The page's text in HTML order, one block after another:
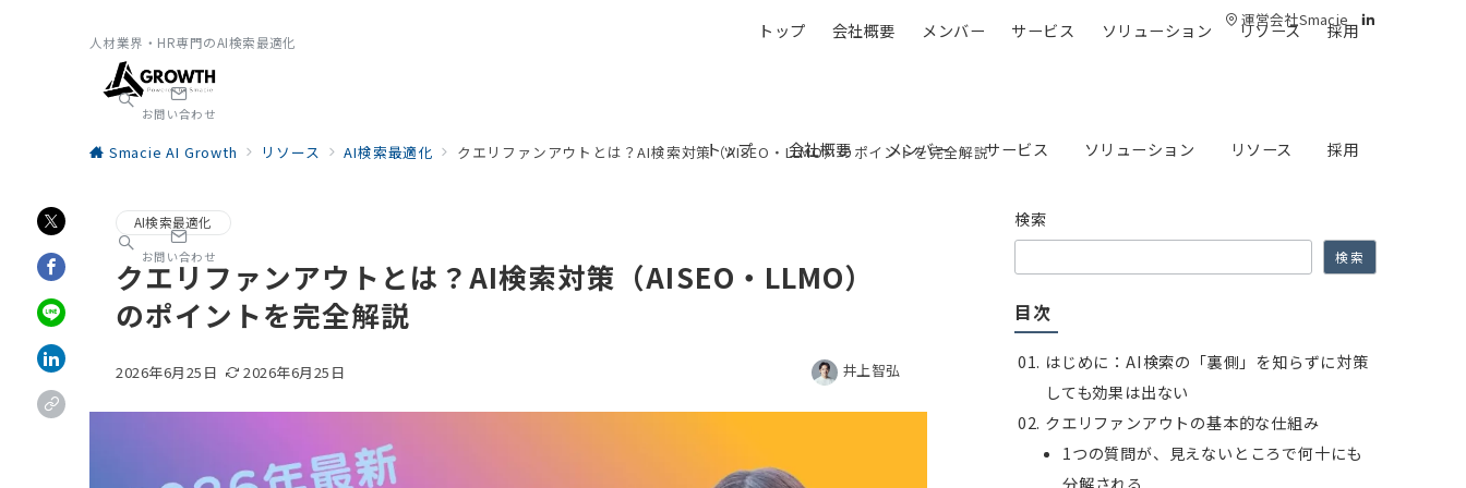
運営会社Smacie
人材業界・HR専門のAI検索最適化
トップ 会社概要 メンバー サービス ソリューション リソース 採用
お問い合わせ
トップ 会社概要 メンバー サービス ソリューション リソース 採用
お問い合わせ
Smacie AI Growth リソース AI検索最適化 クエリファンアウトとは？AI検索対策（AISEO・LLMO）のポイントを完全解説
AI検索最適化
クエリファンアウトとは？AI検索対策（AISEO・LLMO）
のポイントを完全解説
2026年6月25日 2026年6月25日 井上智弘
検索
検索
目次
はじめに：AI検索の「裏側」を知らずに対策
しても効果は出ない
クエリファンアウトの基本的な仕組み
1つの質問が、見えないところで何十にも
分解される